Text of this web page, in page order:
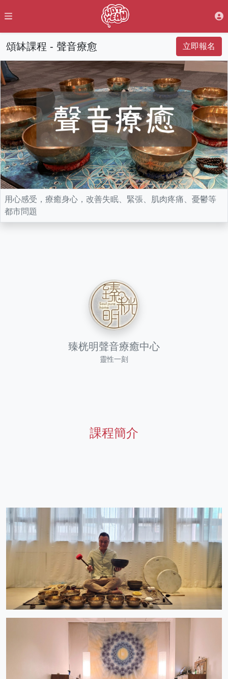
頌缽課程 - 聲音療愈 立即報名
用心感受，療癒身心，改善失眠、緊張、肌肉疼痛、憂鬱等
都市問題
臻桄明聲音療癒中心
靈性一刻
課程簡介